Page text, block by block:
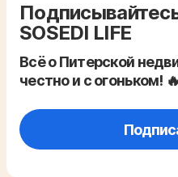
SOSEDI LIFE
Всё о Питерской
честно и с огоньком! 🔥